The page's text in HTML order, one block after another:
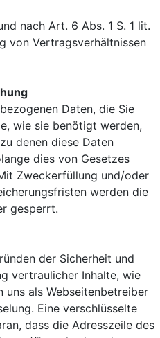
nach Art. 6 Abs. 1 S. 1 lit.
von Vertragsverhältnissen
Daten, die Sie
wie sie benötigt werden,
denen diese Daten
dies von Gesetzes
Zweckerfüllung und/oder
werden die
gesperrt.
der Sicherheit und
vertraulicher Inhalte, wie
uns als Webseitenbetreiber
Eine verschlüsselte
dass die Adresszeile des